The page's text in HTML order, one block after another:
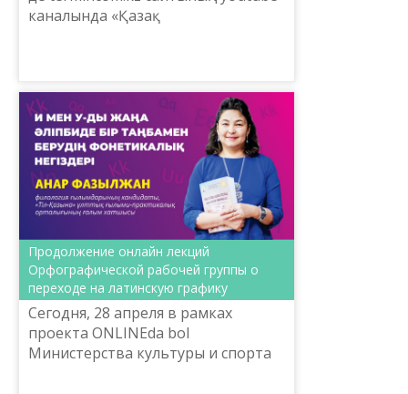
каналында «Қазақ
мүмкіндіктерін ж...
Продолжение онлайн лекций
Орфографической рабочей группы о
переходе на латинскую графику
Сегодня, 28 апреля в рамках
проекта ONLINEda bol
Министерства культуры и спорта